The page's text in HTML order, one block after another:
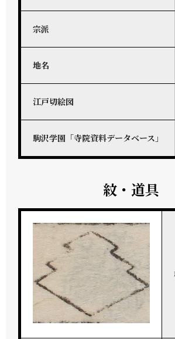
宗派
地名
江戸切絵図
駒沢学園「寺院資料データベース」
紋・道具